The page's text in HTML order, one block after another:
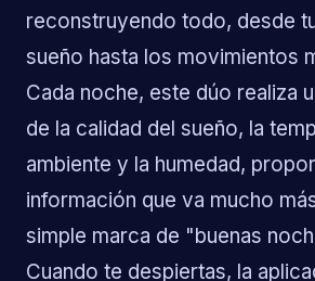
reconstruyendo todo, desde
sueño hasta los movimientos
Cada noche, este dúo realiza
de la calidad del sueño, la
ambiente y la humedad,
información que va mucho
simple marca de "buenas
Cuando te despiertas, la